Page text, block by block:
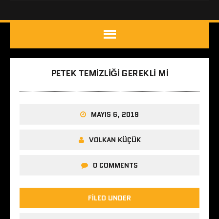
PETEK TEMIZLIĞI GEREKLI MI
MAYIS 6, 2019
VOLKAN KÜÇÜK
0 COMMENTS
FILED UNDER